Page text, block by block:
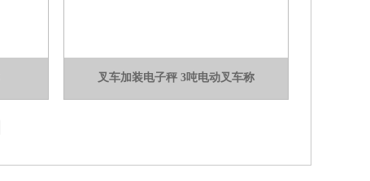
叉车加装电子秤 3吨电动叉车称